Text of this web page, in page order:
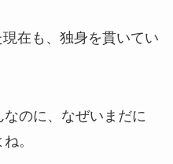
在も、独身を貫いてい
のに、なぜいまだに
。